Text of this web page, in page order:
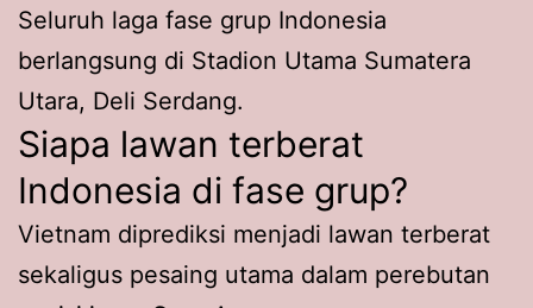
Seluruh laga fase grup Indonesia
berlangsung di Stadion Utama Sumatera
Utara, Deli Serdang.
Siapa lawan terberat
Indonesia di fase grup?
Vietnam diprediksi menjadi lawan terberat
sekaligus pesaing utama dalam perebutan